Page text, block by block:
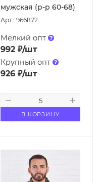
мужская (р-р 60-68)
Арт.: 966872
Мелкий опт
992₽/шт
Крупный опт
926₽/шт
В КОРЗИНУ